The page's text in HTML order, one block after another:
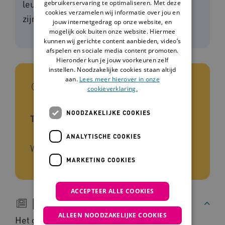
leuk, lekker en niet ingewikkeld hoeft te
zijn.
In het kort
Type tool
Website
Beschrijving
Het getekende meisje Steffie vertelt op een
gebruikerservaring te optimaliseren. Met deze
cookies verzamelen wij informatie over jou en
jouw internetgedrag op onze website, en
mogelijk ook buiten onze website. Hiermee
kunnen wij gerichte content aanbieden, video’s
afspelen en sociale media content promoten.
Hieronder kun je jouw voorkeuren zelf
instellen. Noodzakelijke cookies staan altijd
aan. Lees meer hierover in onze
cookieverklaring.
NOODZAKELIJKE COOKIES
ANALYTISCHE COOKIES
MARKETING COOKIES
ACCEPTEER ALLE COOKIES
ALLEEN NOODZAKELIJKE COOKIES